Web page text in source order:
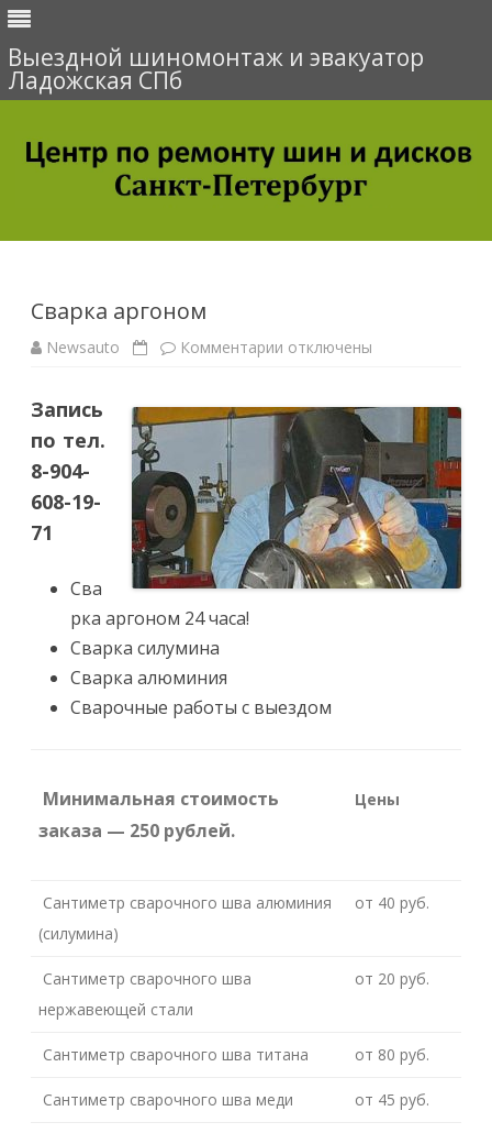
Выездной шиномонтаж и эвакуатор
Ладожская СПб
Сварка аргоном
Newsauto Комментарии к
и
с
и
С
а
р
к
а
а
р
г
о
отключены
Запись
по тел.
8-904-
608-19-
71
Сва
рка аргоном 24 часа!
Сварка силумина
Сварка алюминия
Сварочные работы с выездом
Минимальная стоимость
заказа — 250 рублей.
Цены
Сантиметр сварочного шва алюминия
(силумина)
от 40 руб.
Сантиметр сварочного шва
нержавеющей стали
от 20 руб.
Сантиметр сварочного шва титана от 80 руб.
Сантиметр сварочного шва меди от 45 руб.